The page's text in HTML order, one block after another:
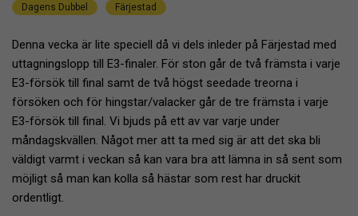
Dagens Dubbel Färjestad
Denna vecka är lite speciell då vi dels inleder på Färjestad med
uttagningslopp till E3-finaler. För ston går de två främsta i varje
E3-försök till final samt de två högst seedade treorna i
försöken och för hingstar/valacker går de tre främsta i varje
E3-försök till final. Vi bjuds på ett av var varje under
måndagskvällen. Något mer att ta med sig är att det ska bli
väldigt varmt i veckan så kan vara bra att lämna in så sent som
möjligt så man kan kolla så hästar som rest har druckit
ordentligt.